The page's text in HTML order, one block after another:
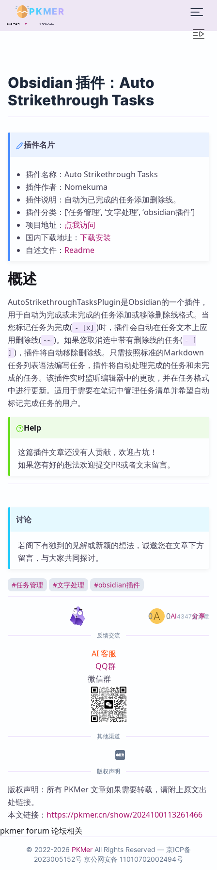
PKMER
目录 概述
Obsidian 插件：Auto
Strikethrough Tasks
插件名片
插件名称：Auto Strikethrough Tasks
插件作者：Nomekuma
插件说明：自动为已完成的任务添加删除线。
插件分类：[‘任务管理’, ‘文字处理’, ‘obsidian插件’]
项目地址： 点我访问
国内下载地址： 下载安装
自述文件： Readme
概述
AutoStrikethroughTasksPlugin是Obsidian的一个插件，
用于自动为完成或未完成的任务添加或移除删除线格式。当
您标记任务为完成( - [x] )时，插件会自动在任务文本上应
用删除线( ~~ )。如果您取消选中带有删除线的任务( - [
] )，插件将自动移除删除线。只需按照标准的Markdown
任务列表语法编写任务，插件将自动处理完成的任务和未完
成的任务。该插件实时监听编辑器中的更改，并在任务格式
中进行更新。适用于需要在笔记中管理任务清单并希望自动
标记完成任务的用户。
Help
这篇插件文章还没有人贡献，欢迎占坑！
如果您有好的想法欢迎提交PR或者文末留言。
讨论
若阁下有独到的见解或新颖的想法，诚邀您在文章下方
留言，与大家共同探讨。
#任务管理 #文字处理 #obsidian插件
AI4347篇文章
0 0 分享
反馈交流
AI 客服
QQ群
微信群
其他渠道
版权声明
版权声明：所有 PKMer 文章如果需要转载，请附上原文出
处链接。
本文链接： https://pkmer.cn/show/2024100113261466
pkmer forum 论坛相关
© 2022-2026 PKMer All Rights Reserved — 京ICP备
2023005152号 京公网安备 11010702002494号